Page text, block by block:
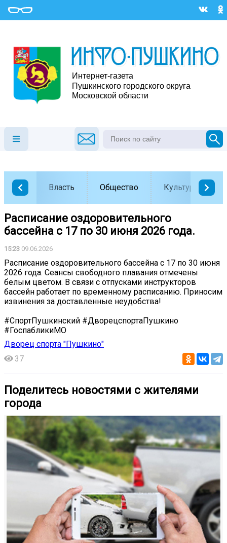
Власть Общество Культура
Расписание оздоровительного
бассейна с 17 по 30 июня 2026 года.
15:23 09.06.2026
Расписание оздоровительного бассейна с 17 по 30 июня
2026 года. Сеансы свободного плавания отмечены
белым цветом. В связи с отпусками инструкторов
бассейн работает по временному расписанию. Приносим
извинения за доставленные неудобства!
#СпортПушкинский #ДворецспортаПушкино
#ГоспабликиМО
Дворец спорта "Пушкино"
37
Поделитесь новостями с жителями
города